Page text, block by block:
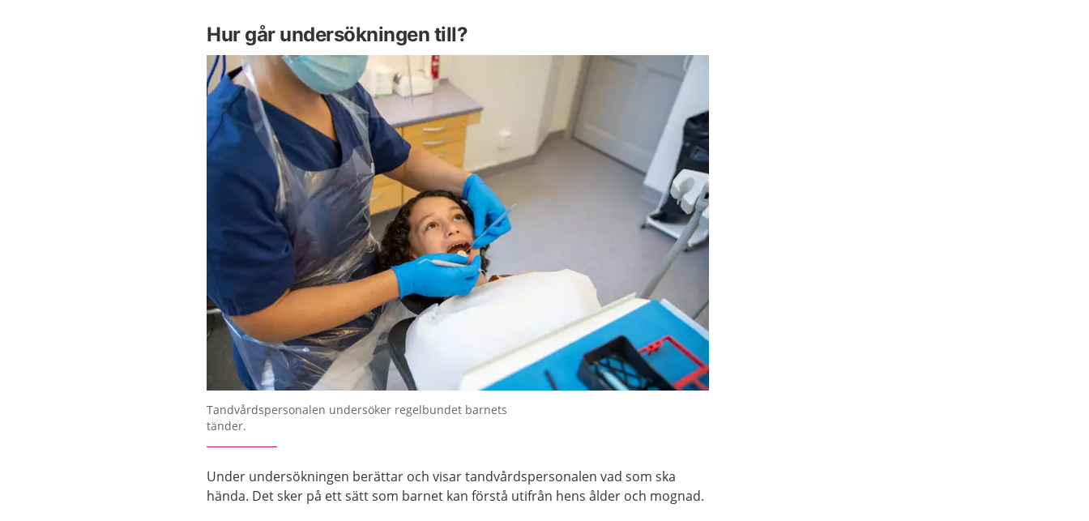
Hur går undersökningen till?
Tandvårdspersonalen undersöker regelbundet barnets
tänder.
Under undersökningen berättar och visar tandvårdspersonalen vad som ska
hända. Det sker på ett sätt som barnet kan förstå utifrån hens ålder och mognad.